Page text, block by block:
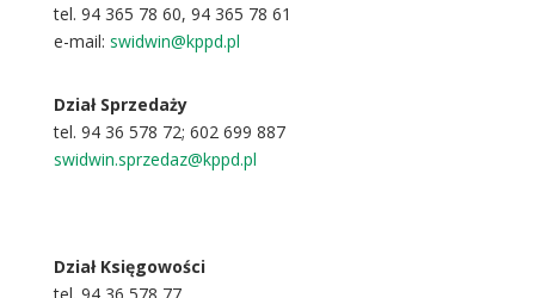
tel. 94 365 78 60, 94 365 78 61
e-mail: swidwin@kppd.pl
Dział Sprzedaży
tel. 94 36 578 72; 602 699 887
swidwin.sprzedaz@kppd.pl
Dział Księgowości